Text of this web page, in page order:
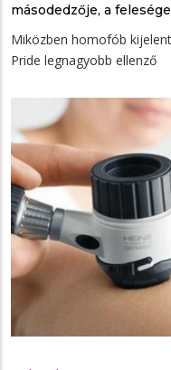
másodedzője, a
Miközben homofób
Pride legnagyobb ellenző